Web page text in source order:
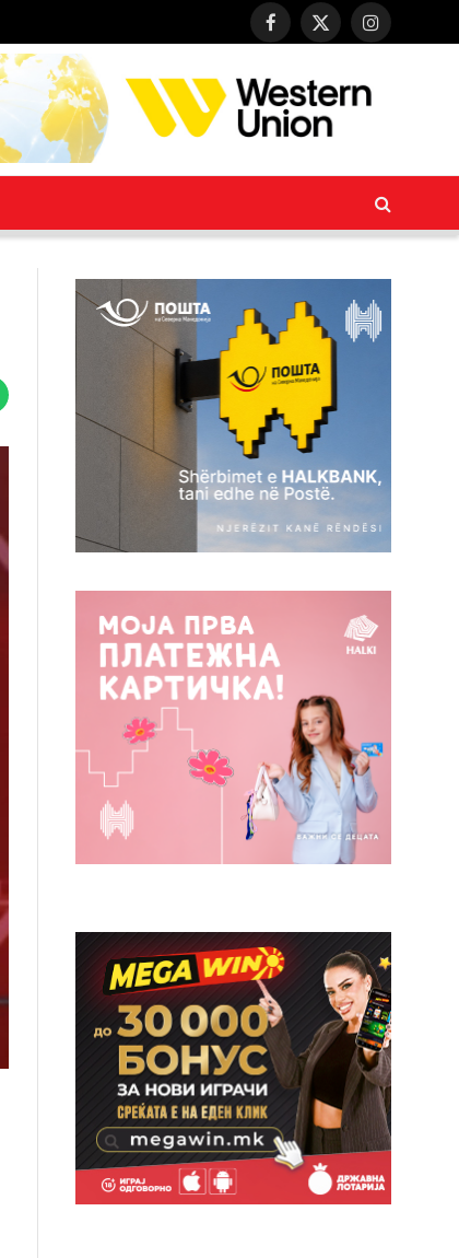
Facebook
X
Instagram